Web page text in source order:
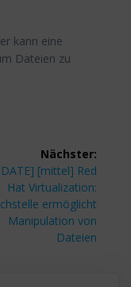
kann eine
Dateien zu
Nächster:
[mittel] Red
Hat Virtualization:
ermöglicht
Manipulation von
Dateien